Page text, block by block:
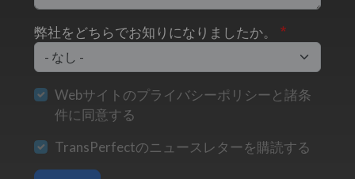
弊社をどちらでお知りになりましたか。
Webサイトのプライバシーポリシーと諸条
件に同意する
TransPerfectのニュースレターを購読する